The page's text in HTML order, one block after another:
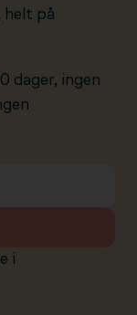
helt på
dager, ingen
i